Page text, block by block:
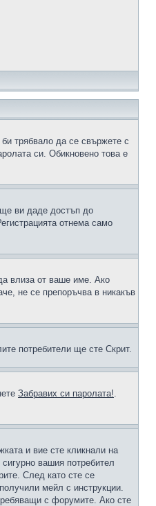
трябвало да се свържете с
си. Обикновено това е
ви даде достъп до
отнема само
влиза от ваше име. Ако
не се препоръчва в никакъв
потребители ще сте Скрит.
Забравих си паролата!.
и вие сте кликнали на
вашия потребител
След като сте се
мейл с инструкции.
с форумите. Ако сте